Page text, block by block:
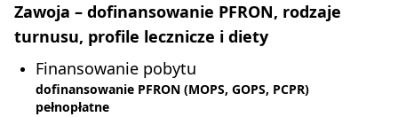
Zawoja – dofinansowanie PFRON, rodzaje
turnusu, profile lecznicze i diety
Finansowanie pobytu
dofinansowanie PFRON (MOPS, GOPS, PCPR)
pełnopłatne